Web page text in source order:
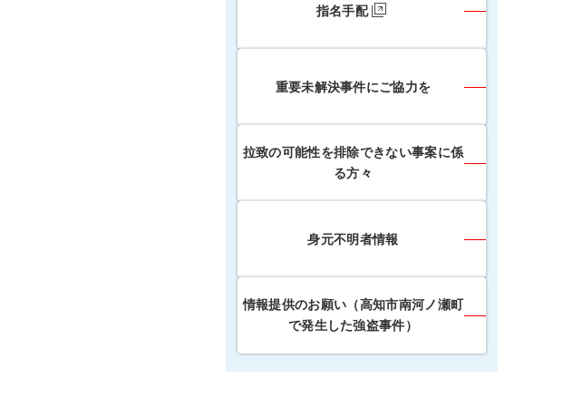
指名手配
重要未解決事件にご協力を
拉致の可能性を排除できない事案に係
る方々
身元不明者情報
情報提供のお願い（高知市南河ノ瀬町
で発生した強盗事件）